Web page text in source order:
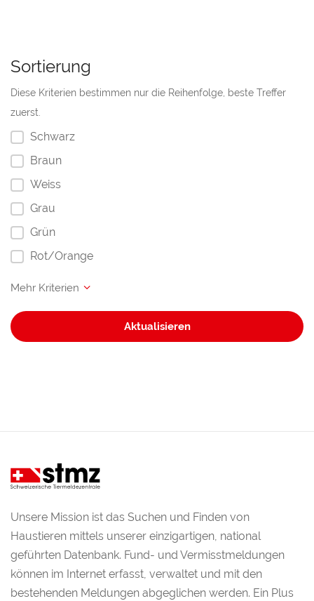
Sortierung
Diese Kriterien bestimmen nur die Reihenfolge, beste Treffer
zuerst.
Schwarz
Braun
Weiss
Grau
Grün
Rot/Orange
Aktualisieren
Unsere Mission ist das Suchen und Finden von
Haustieren mittels unserer einzigartigen, national
geführten Datenbank. Fund- und Vermisstmeldungen
können im Internet erfasst, verwaltet und mit den
bestehenden Meldungen abgeglichen werden. Ein Plus